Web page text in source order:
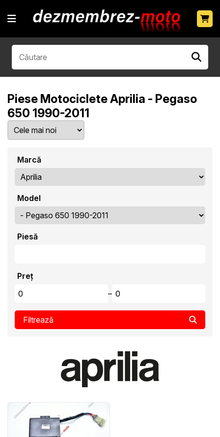
Piese Motociclete Aprilia - Pegaso
650 1990-2011
Marcă
Model
Piesă
Preț
–
Filtrează